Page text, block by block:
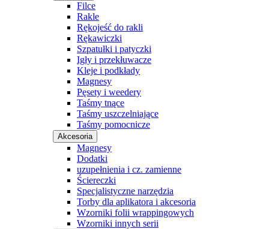
Filce
Rakle
Rękojeść do rakli
Rękawiczki
Szpatułki i patyczki
Igły i przekłuwacze
Kleje i podkłady
Magnesy
Pęsety i weedery
Taśmy tnące
Taśmy uszczelniające
Taśmy pomocnicze
Akcesoria
Magnesy
Dodatki
uzupełnienia i cz. zamienne
Ściereczki
Specjalistyczne narzędzia
Torby dla aplikatora i akcesoria
Wzorniki folii wrappingowych
Wzorniki innych serii